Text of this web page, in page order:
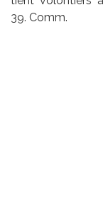
39. Comm.